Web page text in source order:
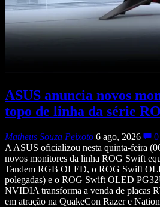
ASUS anuncia novos
topo de linha da série
Matheus Souza Peixoto 6 ago, 2026
0
A ASUS oficializou nesta quinta-feira
novos monitores da linha ROG Swift
Tandem RGB OLED, o ROG Swift
polegadas) e o ROG Swift OLED
NVIDIA transforma a venda de placas
em atração na QuakeCon Razer e